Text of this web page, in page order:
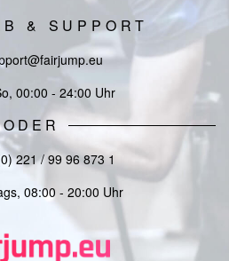
& SUPPORT
00:00 - 24:00 Uhr
ODER
221 / 99 96 873 1
08:00 - 20:00 Uhr